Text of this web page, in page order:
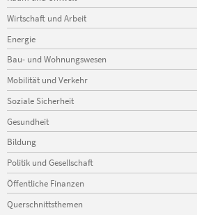
Wirtschaft und Arbeit
Energie
Bau- und Wohnungswesen
Mobilität und Verkehr
Soziale Sicherheit
Gesundheit
Bildung
Politik und Gesellschaft
Öffentliche Finanzen
Querschnittsthemen